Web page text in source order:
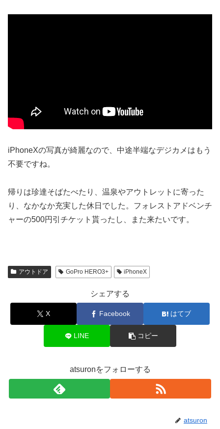
iPhoneXの写真が綺麗なので、中途半端なデジカメはもう
不要ですね。
帰りは珍達そばたべたり、温泉やアウトレットに寄った
り、なかなか充実した休日でした。フォレストアドベンチ
ャーの500円引チケット貰ったし、また来たいです。
アウトドア GoPro HERO3+ iPhoneX
シェアする
X Facebook はてブ
LINE コピー
atsuronをフォローする
atsuron